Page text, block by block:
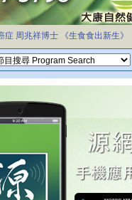
症 周兆祥博士 《生食食出新生》